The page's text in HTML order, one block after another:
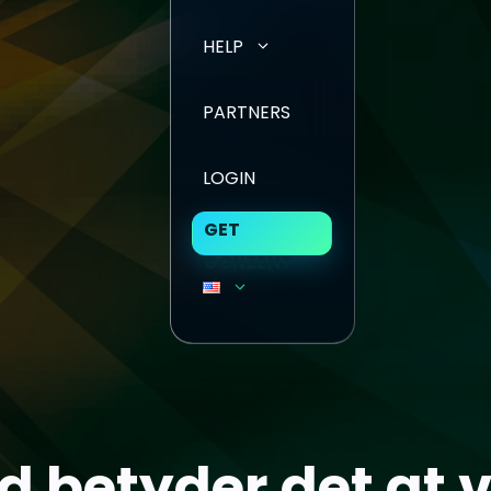
HELP
PARTNERS
LOGIN
GET
CONZENT